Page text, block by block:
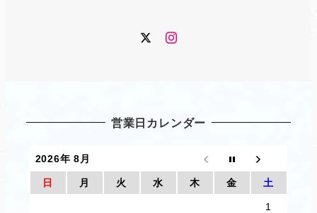
TwitterInstagram
営業日カレンダー
2026年 8月
日 月 火 水 木 金 土
1